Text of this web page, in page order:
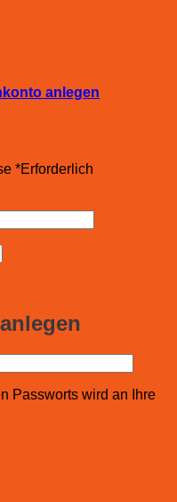
anlegen
*Erforderlich
Passworts wird an Ihre